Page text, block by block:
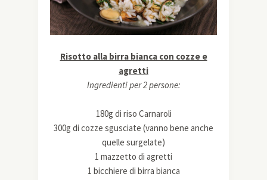
Risotto alla birra bianca con cozze e
agretti
Ingredienti per 2 persone:
180g di riso Carnaroli
300g di cozze sgusciate (vanno bene anche
quelle surgelate)
1 mazzetto di agretti
1 bicchiere di birra bianca